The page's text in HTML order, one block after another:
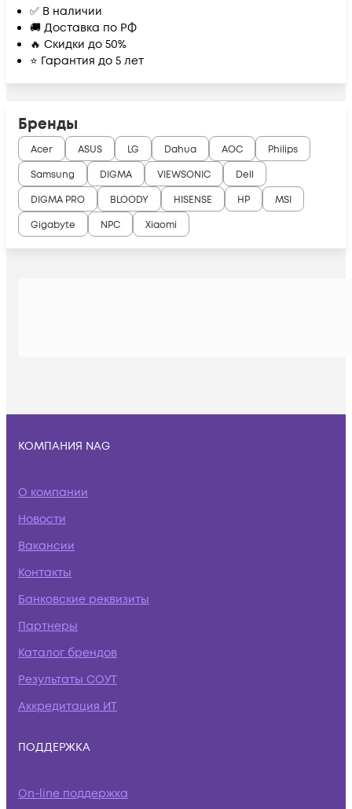
✅ В наличии
🚚 Доставка по РФ
🔥 Скидки до 50%
⭐ Гарантия до 5 лет
Бренды
Acer ASUS LG Dahua AOC
Philips
Samsung
DIGMA VIEWSONIC
Dell
DIGMA PRO
BLOODY HISENSE HP
MSI
Gigabyte
NPC Xiaomi
КОМПАНИЯ NAG
О компании
Новости
Вакансии
Контакты
Банковские реквизиты
Партнеры
Каталог брендов
Результаты СОУТ
Аккредитация ИТ
ПОДДЕРЖКА
On-line поддержка